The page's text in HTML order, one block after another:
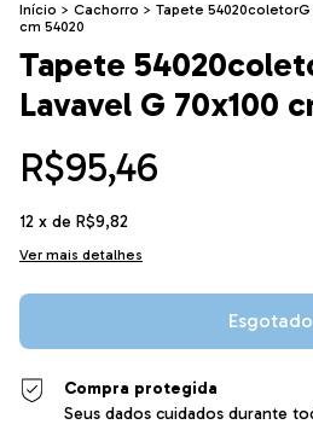
Início > Cachorro > Tapete 54020coletorG
cm 54020
Tapete
Lavavel G 70x100
R$95,46
12 x de R$9,82
Ver mais detalhes
Compra protegida
Seus dados cuidados durante